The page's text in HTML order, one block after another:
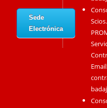
Sede
Electrónica